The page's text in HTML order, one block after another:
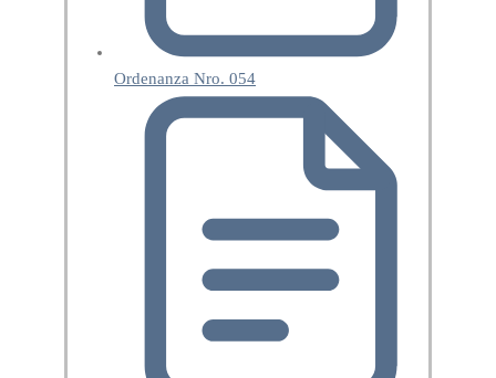
Ordenanza Nro. 054